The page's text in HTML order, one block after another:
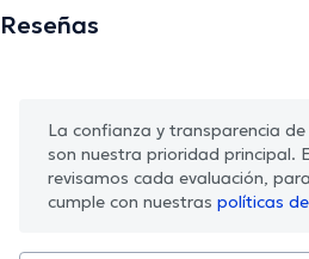
Reseñas
La confianza y transparencia
son nuestra prioridad principal.
revisamos cada evaluación,
cumple con nuestras políticas